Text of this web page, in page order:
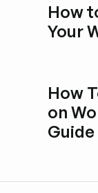
How
Your
How
on
Guide